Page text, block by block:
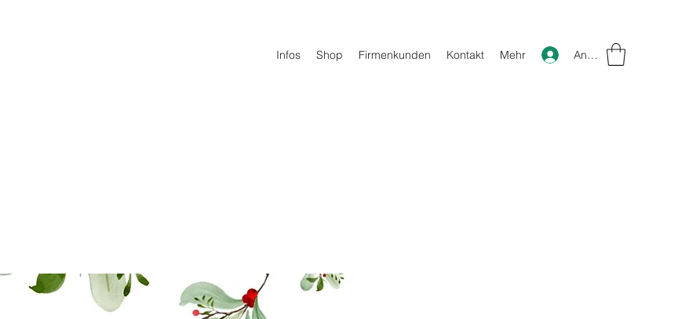
Anmelden
Infos Shop Firmenkunden Kontakt Mehr